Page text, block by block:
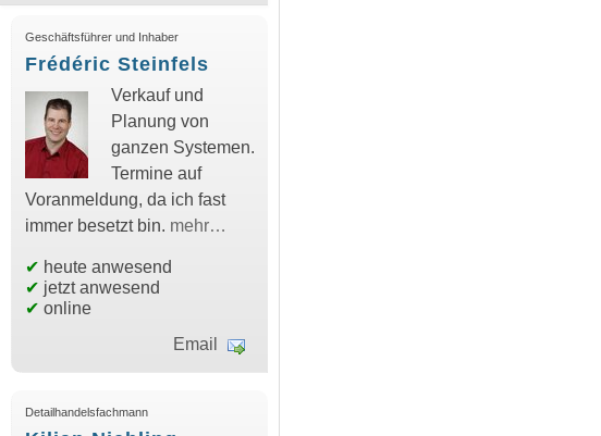
Geschäftsführer und Inhaber
Frédéric Steinfels
Verkauf und
Planung von
ganzen Systemen.
Termine auf
Voranmeldung, da ich fast
immer besetzt bin. mehr…
✔ heute anwesend
✔ jetzt anwesend
✔ online
Email
Detailhandelsfachmann